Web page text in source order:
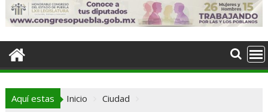
Aquí estas Inicio
Ciudad